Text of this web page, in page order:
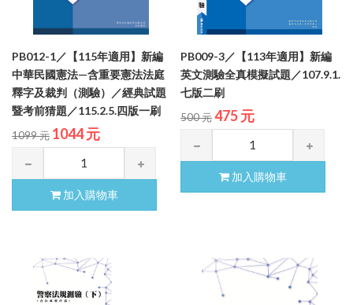
PB012-1／【115年適用】新編
中華民國憲法—含重要憲法法庭
釋字及裁判（測驗）／經典試題
暨考前猜題／115.2.5.四版一刷
1099 元 1044 元
加入購物車
PB009-3／【113年適用】新編
英文測驗全真模擬試題／107.9.1.
七版二刷
500 元475 元
加入購物車